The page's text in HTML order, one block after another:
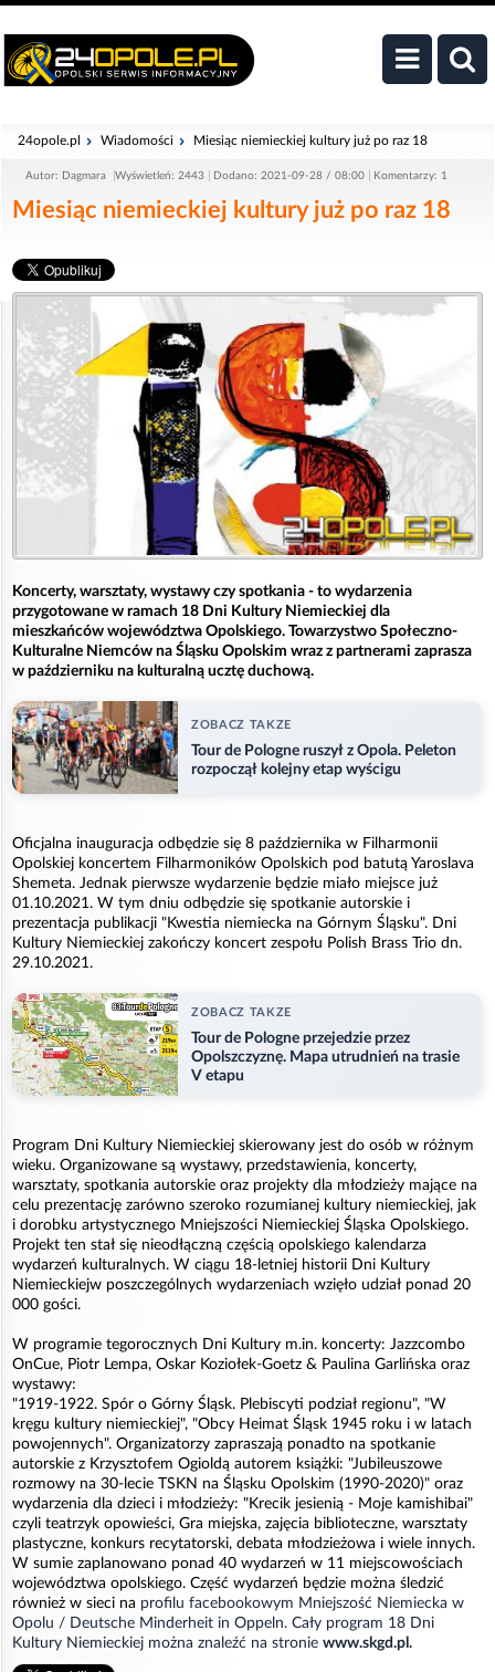
24opole.pl Wiadomości Miesiąc niemieckiej kultury już po raz 18
Autor: Dagmara Wyświetleń: 2443 Dodano: 2021-09-28 / 08:00 Komentarzy: 1
Miesiąc niemieckiej kultury już po raz 18
Koncerty, warsztaty, wystawy czy spotkania - to wydarzenia
przygotowane w ramach 18 Dni Kultury Niemieckiej dla
mieszkańców województwa Opolskiego. Towarzystwo Społeczno-
Kulturalne Niemców na Śląsku Opolskim wraz z partnerami zaprasza
w październiku na kulturalną ucztę duchową.
ZOBACZ TAKZE
Tour de Pologne ruszył z Opola. Peleton
rozpoczął kolejny etap wyścigu
Oficjalna inauguracja odbędzie się 8 października w Filharmonii
Opolskiej koncertem Filharmoników Opolskich pod batutą Yaroslava
Shemeta. Jednak pierwsze wydarzenie będzie miało miejsce już
01.10.2021. W tym dniu odbędzie się spotkanie autorskie i
prezentacja publikacji "Kwestia niemiecka na Górnym Śląsku". Dni
Kultury Niemieckiej zakończy koncert zespołu Polish Brass Trio dn.
29.10.2021.
ZOBACZ TAKZE
Tour de Pologne przejedzie przez
Opolszczyznę. Mapa utrudnień na trasie
V etapu
Program Dni Kultury Niemieckiej skierowany jest do osób w różnym
wieku. Organizowane są wystawy, przedstawienia, koncerty,
warsztaty, spotkania autorskie oraz projekty dla młodzieży mające na
celu prezentację zarówno szeroko rozumianej kultury niemieckiej, jak
i dorobku artystycznego Mniejszości Niemieckiej Śląska Opolskiego.
Projekt ten stał się nieodłączną częścią opolskiego kalendarza
wydarzeń kulturalnych. W ciągu 18-letniej historii Dni Kultury
Niemieckiejw poszczególnych wydarzeniach wzięło udział ponad 20
000 gości.
W programie tegorocznych Dni Kultury m.in. koncerty: Jazzcombo
OnCue, Piotr Lempa, Oskar Koziołek-Goetz & Paulina Garlińska oraz
wystawy:
"1919-1922. Spór o Górny Śląsk. Plebiscyti podział regionu", "W
kręgu kultury niemieckiej", "Obcy Heimat Śląsk 1945 roku i w latach
powojennych". Organizatorzy zapraszają ponadto na spotkanie
autorskie z Krzysztofem Ogioldą autorem książki: "Jubileuszowe
rozmowy na 30-lecie TSKN na Śląsku Opolskim (1990-2020)" oraz
wydarzenia dla dzieci i młodzieży: "Krecik jesienią - Moje kamishibai"
czyli teatrzyk opowieści, Gra miejska, zajęcia biblioteczne, warsztaty
plastyczne, konkurs recytatorski, debata młodzieżowa i wiele innych.
W sumie zaplanowano ponad 40 wydarzeń w 11 miejscowościach
województwa opolskiego. Część wydarzeń będzie można śledzić
również w sieci na profilu facebookowym Mniejszość Niemiecka w
Opolu / Deutsche Minderheit in Oppeln. Cały program 18 Dni
Kultury Niemieckiej można znaleźć na stronie www.skgd.pl.